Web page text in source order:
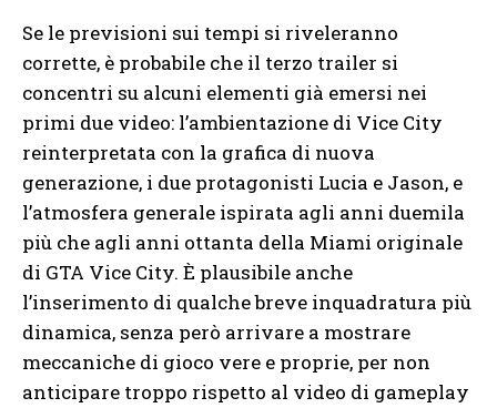
Se le previsioni sui tempi si riveleranno
corrette, è probabile che il terzo trailer si
concentri su alcuni elementi già emersi nei
primi due video: l’ambientazione di Vice City
reinterpretata con la grafica di nuova
generazione, i due protagonisti Lucia e Jason, e
l’atmosfera generale ispirata agli anni duemila
più che agli anni ottanta della Miami originale
di GTA Vice City. È plausibile anche
l’inserimento di qualche breve inquadratura più
dinamica, senza però arrivare a mostrare
meccaniche di gioco vere e proprie, per non
anticipare troppo rispetto al video di gameplay